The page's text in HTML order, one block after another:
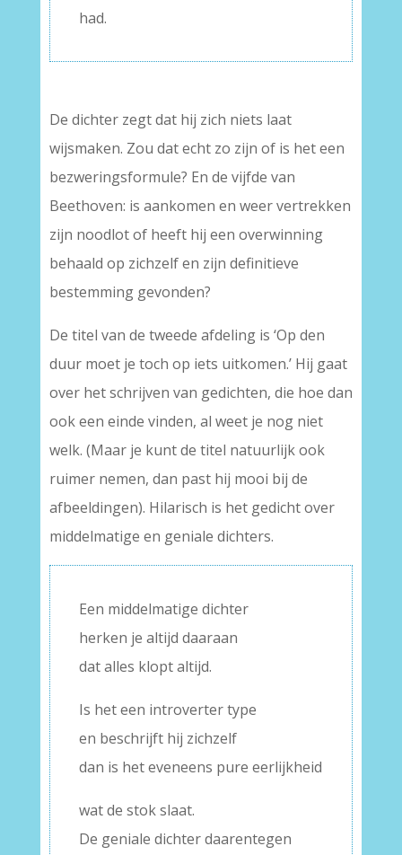
had.
De dichter zegt dat hij zich niets laat
wijsmaken. Zou dat echt zo zijn of is het een
bezweringsformule? En de vijfde van
Beethoven: is aankomen en weer vertrekken
zijn noodlot of heeft hij een overwinning
behaald op zichzelf en zijn definitieve
bestemming gevonden?
De titel van de tweede afdeling is ‘Op den
duur moet je toch op iets uitkomen.’ Hij gaat
over het schrijven van gedichten, die hoe dan
ook een einde vinden, al weet je nog niet
welk. (Maar je kunt de titel natuurlijk ook
ruimer nemen, dan past hij mooi bij de
afbeeldingen). Hilarisch is het gedicht over
middelmatige en geniale dichters.
Een middelmatige dichter
herken je altijd daaraan
dat alles klopt altijd.
Is het een introverter type
en beschrijft hij zichzelf
dan is het eveneens pure eerlijkheid
wat de stok slaat.
De geniale dichter daarentegen